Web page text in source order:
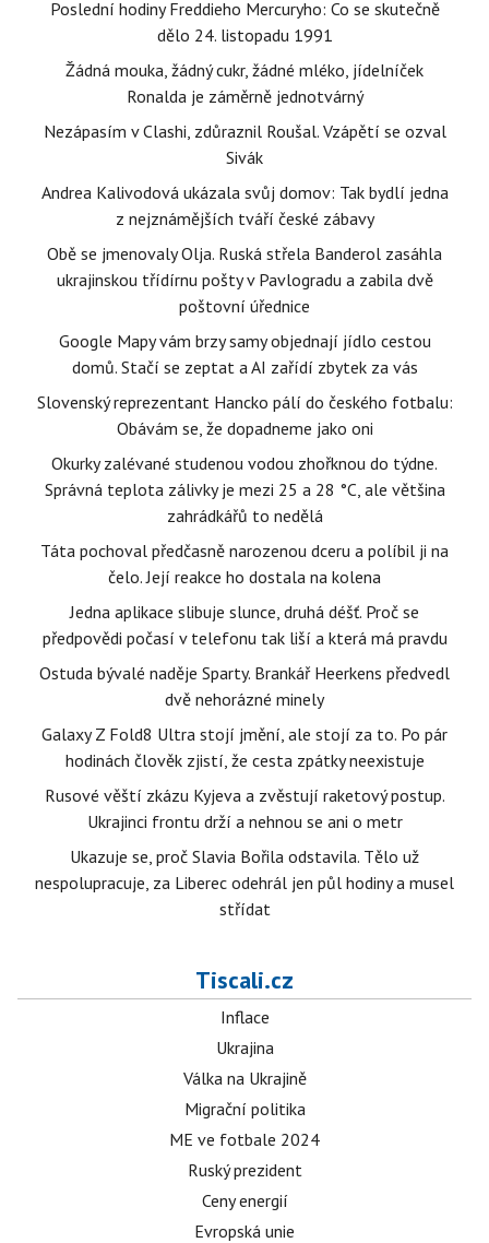
Poslední hodiny Freddieho Mercuryho: Co se skutečně
dělo 24. listopadu 1991
Žádná mouka, žádný cukr, žádné mléko, jídelníček
Ronalda je záměrně jednotvárný
Nezápasím v Clashi, zdůraznil Roušal. Vzápětí se ozval
Sivák
Andrea Kalivodová ukázala svůj domov: Tak bydlí jedna
z nejznámějších tváří české zábavy
Obě se jmenovaly Olja. Ruská střela Banderol zasáhla
ukrajinskou třídírnu pošty v Pavlogradu a zabila dvě
poštovní úřednice
Google Mapy vám brzy samy objednají jídlo cestou
domů. Stačí se zeptat a AI zařídí zbytek za vás
Slovenský reprezentant Hancko pálí do českého fotbalu:
Obávám se, že dopadneme jako oni
Okurky zalévané studenou vodou zhořknou do týdne.
Správná teplota zálivky je mezi 25 a 28 °C, ale většina
zahrádkářů to nedělá
Táta pochoval předčasně narozenou dceru a políbil ji na
čelo. Její reakce ho dostala na kolena
Jedna aplikace slibuje slunce, druhá déšť. Proč se
předpovědi počasí v telefonu tak liší a která má pravdu
Ostuda bývalé naděje Sparty. Brankář Heerkens předvedl
dvě nehorázné minely
Galaxy Z Fold8 Ultra stojí jmění, ale stojí za to. Po pár
hodinách člověk zjistí, že cesta zpátky neexistuje
Rusové věští zkázu Kyjeva a zvěstují raketový postup.
Ukrajinci frontu drží a nehnou se ani o metr
Ukazuje se, proč Slavia Bořila odstavila. Tělo už
nespolupracuje, za Liberec odehrál jen půl hodiny a musel
střídat
Tiscali.cz
Inflace
Ukrajina
Válka na Ukrajině
Migrační politika
ME ve fotbale 2024
Ruský prezident
Ceny energií
Evropská unie